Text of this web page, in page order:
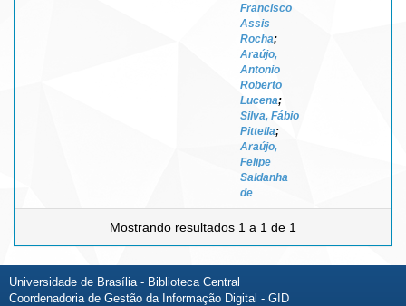
Francisco
Assis
Rocha;
Araújo,
Antonio
Roberto
Lucena;
Silva, Fábio
Pittella;
Araújo,
Felipe
Saldanha
de
Mostrando resultados 1 a 1 de 1
Universidade de Brasília - Biblioteca Central
Coordenadoria de Gestão da Informação Digital - GID